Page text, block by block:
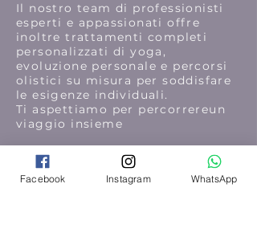
Il nostro team di professionisti
esperti e appassionati offre
inoltre trattamenti completi
personalizzati di yoga,
evoluzione personale e percorsi
olistici su misura per soddisfare
le esigenze individuali.
Ti aspettiamo per percorrereun
viaggio insieme
Facebook Instagram WhatsApp